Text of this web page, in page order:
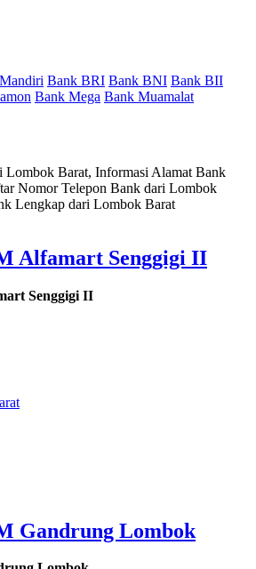
Bank BRI Bank BNI Bank BII
Bank Mega Bank Muamalat
Lombok Barat, Informasi Alamat Bank
Nomor Telepon Bank dari Lombok
Lengkap dari Lombok Barat
Alfamart Senggigi II
Senggigi II
Gandrung Lombok